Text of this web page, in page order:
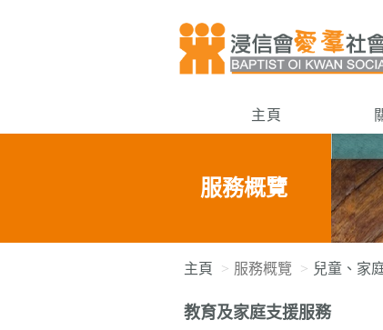
主頁
服務概覽
主頁 服務概覽 兒童、家
教育及家庭支援服務